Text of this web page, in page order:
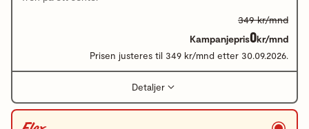
349 kr/mnd
Kampanjepris0kr/mnd
Prisen justeres til 349 kr/mnd etter 30.09.2026.
Detaljer